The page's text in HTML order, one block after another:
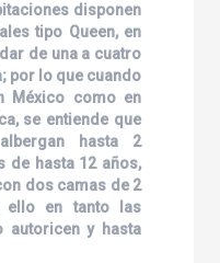
disponen
tipo Queen, en
de una a cuatro
por lo que cuando
México como en
se entiende que
hasta 2
de hasta 12 años,
dos camas de 2
ello en tanto las
autoricen y hasta